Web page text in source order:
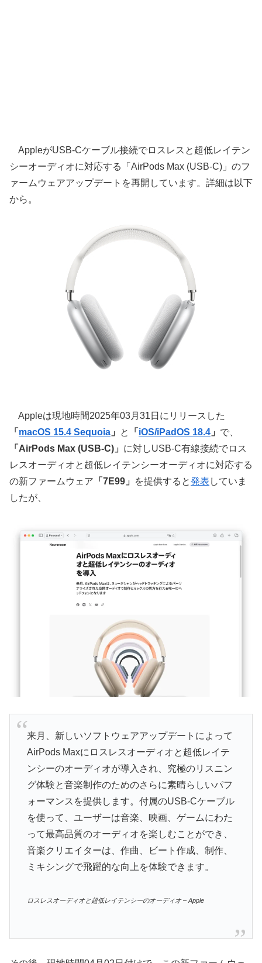
AppleがUSB-Cケーブル接続でロスレスと超低レイテン
シーオーディオに対応する「AirPods Max (USB-C)」のフ
ァームウェアアップデートを再開しています。詳細は以下
から。
Appleは現地時間2025年03月31日にリリースした
「 macOS 15.4 Sequoia 」 と 「 iOS/iPadOS 18.4 」 で、
「AirPods Max (USB-C)」 に対しUSB-C有線接続でロス
レスオーディオと超低レイテンシーオーディオに対応する
の新ファームウェア 「7E99」 を提供すると発表 していま
したが、
来月、新しいソフトウェアアップデートによって
AirPods Maxにロスレスオーディオと超低レイテ
ンシーのオーディオが導入され、究極のリスニン
グ体験と音楽制作のためのさらに素晴らしいパフ
ォーマンスを提供します。付属のUSB-Cケーブル
を使って、ユーザーは音楽、映画、ゲームにわた
って最高品質のオーディオを楽しむことができ、
音楽クリエイターは、作曲、ビート作成、制作、
ミキシングで飛躍的な向上を体験できます。
ロスレスオーディオと超低レイテンシーのオーディオ – Apple